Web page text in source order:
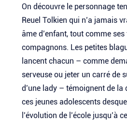
On découvre le personnage
Reuel Tolkien qui n’a jamais
âme d’enfant, tout comme
compagnons. Les petites
lancent chacun – comme
serveuse ou jeter un carré de
d’une lady – témoignent de la
ces jeunes adolescents
l’évolution de l’école jusqu’à